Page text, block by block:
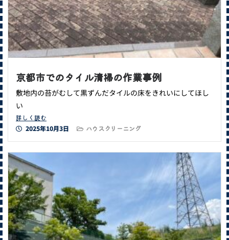
京都市でのタイル清掃の作業事例
敷地内の苔がむして黒ずんだタイルの床をきれいにしてほし
い
詳しく読む
2025年10月3日
ハウスクリーニング